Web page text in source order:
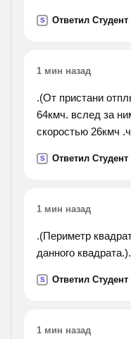
догнал пешехода
S Ответил Студент
1 мин назад
.(От пристани
64кмч. вслед за
скоростью 26кмч
S Ответил Студент
1 мин назад
.(Периметр
данного квадрата.).
S Ответил Студент
1 мин назад